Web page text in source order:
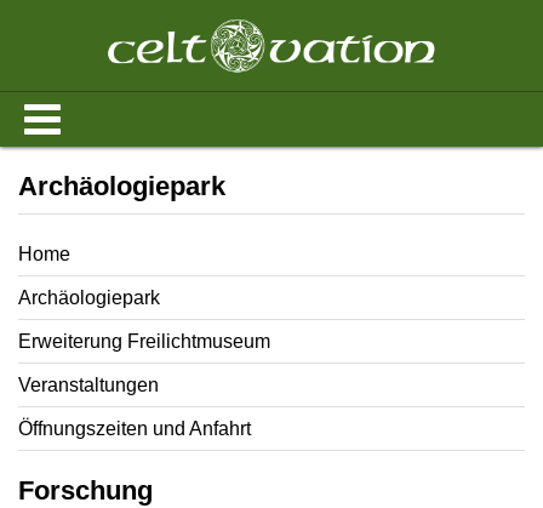
Archäologiepark
Home
Archäologiepark
Erweiterung Freilichtmuseum
Veranstaltungen
Öffnungszeiten und Anfahrt
Forschung